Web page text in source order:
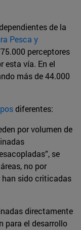
de la
Pesca y
perceptores
esta vía. En el
más de 44.000
diferentes:
por volumen de
se
no por
sido criticadas
directamente
para el desarrollo